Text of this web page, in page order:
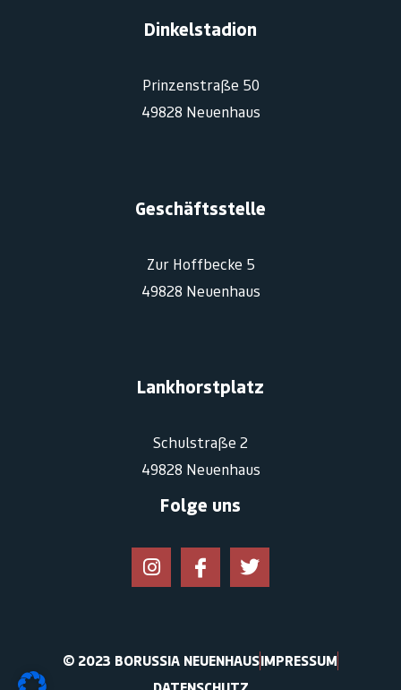
Dinkelstadion
Prinzenstraße 50
49828 Neuenhaus
Geschäftsstelle
Zur Hoffbecke 5
49828 Neuenhaus
Lankhorstplatz
Schulstraße 2
49828 Neuenhaus
Folge uns
© 2023 BORUSSIA NEUENHAUSIMPRESSUM